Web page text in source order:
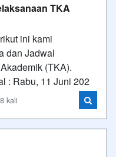
TKA
ini kami
dan Jadwal
(TKA).
: Rabu, 11 Juni 202
kali